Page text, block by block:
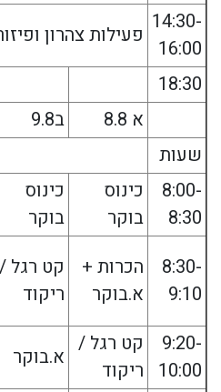
14:30-
16:00
פעילות צהרון
18:30
א 8.8
ב9.8
שעות
8:00-
8:30
כינוס
בוקר
כינוס
בוקר
8:30-
9:10
הכרות +
א.בוקר
קט רגל /
ריקוד
9:20-
10:00
קט רגל /
ריקוד
א.בוקר